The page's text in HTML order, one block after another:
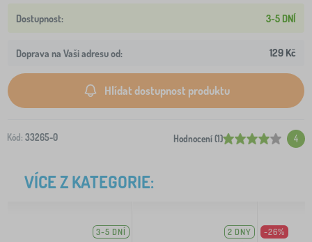
3-5 DNÍ
Doprava na Vaši adresu od: 129 Kč
Hlídat dostupnost produktu
Kód: 33265-0 Hodnocení (1) 4
VÍCE Z KATEGORIE:
3-5 DNÍ 2 DNY -26%